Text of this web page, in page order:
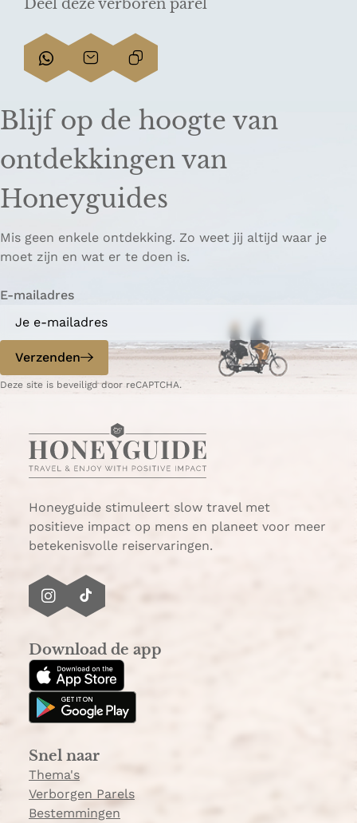
Deel deze verboren parel
D
e
l
e
e
a
g
n
p
W
h
t
s
A
p
D
e
l
e
e
p
a
g
p
e
-
a
l
L
i
k
o
i
r
e
Blijf op de hoogte van
ontdekkingen van
Honeyguides
Mis geen enkele ontdekking. Zo weet jij altijd waar je
moet zijn en wat er te doen is.
E-mailadres
Verzenden
Deze site is beveiligd door reCAPTCHA.
Honeyguide stimuleert slow travel met
positieve impact op mens en planeet voor meer
betekenisvolle reiservaringen.
I
t
a
g
r
m
T
T
o
k
Download de app
Snel naar
Thema's
Verborgen Parels
Bestemmingen